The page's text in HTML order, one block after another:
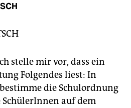
stelle mir vor, dass ein
Folgendes liest: In
die Schulordnung
auf dem